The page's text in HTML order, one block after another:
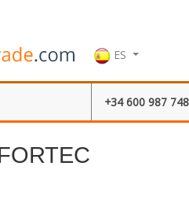
ES
+34 600 987 748